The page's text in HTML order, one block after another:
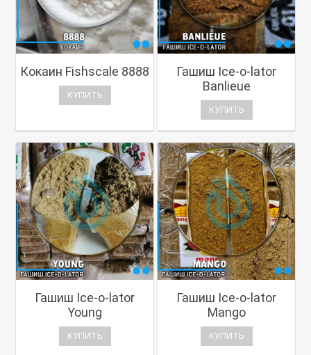
Кокаин Fishscale 8888
КУПИТЬ
Гашиш Ice-o-lator
Banlieue
КУПИТЬ
Гашиш Ice-o-lator
Young
КУПИТЬ
Гашиш Ice-o-lator
Mango
КУПИТЬ